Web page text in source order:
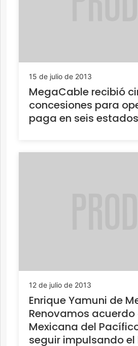
15 de julio de 2013
MegaCable recibió
concesiones para
paga en seis
12 de julio de 2013
Enrique Yamuni de
Renovamos acuerdo
Mexicana del
seguir impulsando el